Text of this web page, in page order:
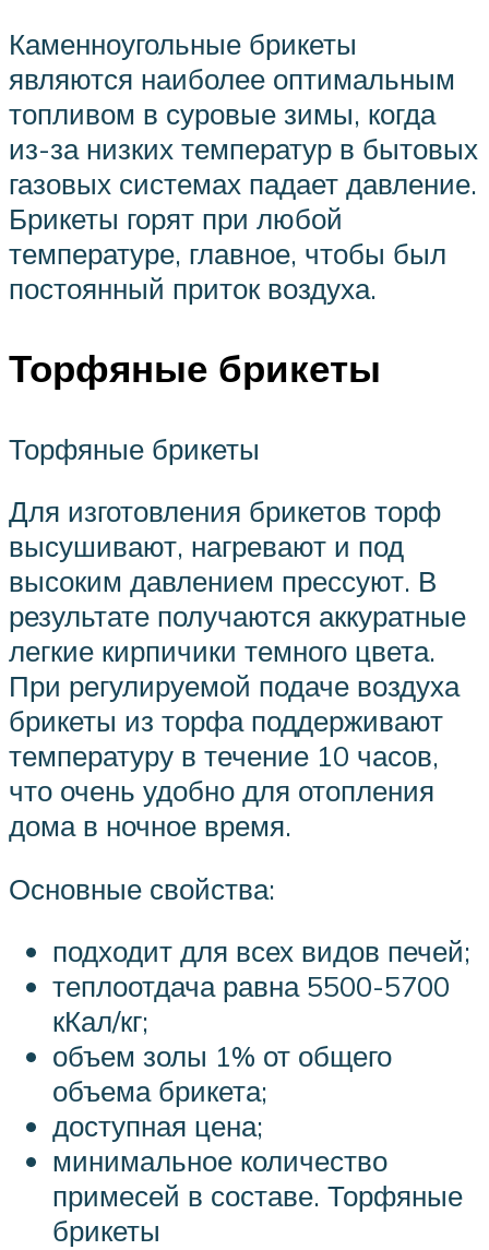
Каменноугольные брикеты
являются наиболее оптимальным
топливом в суровые зимы, когда
из-за низких температур в бытовых
газовых системах падает давление.
Брикеты горят при любой
температуре, главное, чтобы был
постоянный приток воздуха.
Торфяные брикеты
Торфяные брикеты
Для изготовления брикетов торф
высушивают, нагревают и под
высоким давлением прессуют. В
результате получаются аккуратные
легкие кирпичики темного цвета.
При регулируемой подаче воздуха
брикеты из торфа поддерживают
температуру в течение 10 часов,
что очень удобно для отопления
дома в ночное время.
Основные свойства:
подходит для всех видов печей;
теплоотдача равна 5500-5700
кКал/кг;
объем золы 1% от общего
объема брикета;
доступная цена;
минимальное количество
примесей в составе. Торфяные
брикеты